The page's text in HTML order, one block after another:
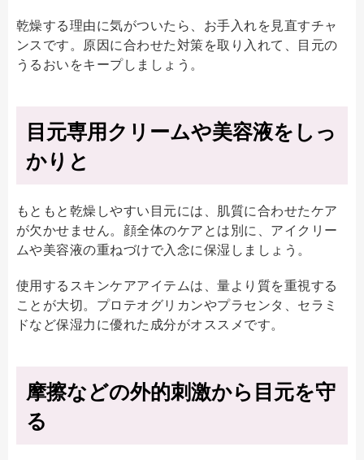
乾燥する理由に気がついたら、お手入れを見直すチャ
ンスです。原因に合わせた対策を取り入れて、目元の
うるおいをキープしましょう。
目元専用クリームや美容液をしっ
かりと
もともと乾燥しやすい目元には、肌質に合わせたケア
が欠かせません。顔全体のケアとは別に、アイクリー
ムや美容液の重ねづけで入念に保湿しましょう。
使用するスキンケアアイテムは、量より質を重視する
ことが大切。プロテオグリカンやプラセンタ、セラミ
ドなど保湿力に優れた成分がオススメです。
摩擦などの外的刺激から目元を守
る